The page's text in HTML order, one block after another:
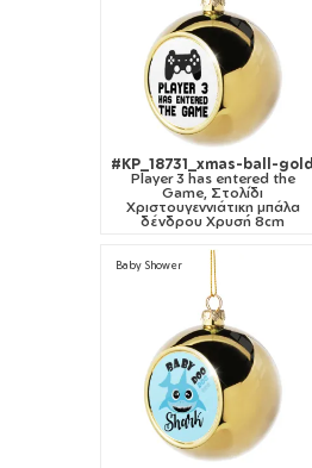
#KP_18731_xmas-ball-gold
Player 3 has entered the
Game, Στολίδι
Χριστουγεννιάτικη μπάλα
δένδρου Χρυσή 8cm
Baby Shower